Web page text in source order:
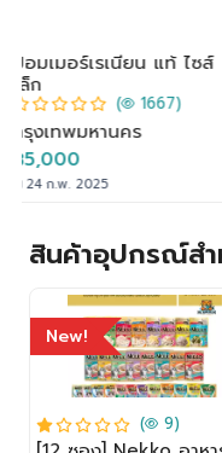
เฟรนบลูด๊อก
กรุงเทพมหานคร
฿6,500
24 ก.พ. 2025
สินค้าอุปกรณ์ส
New!
( 9)